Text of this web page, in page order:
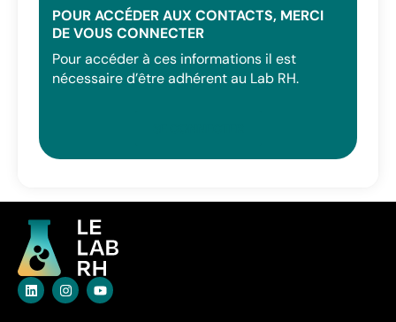
POUR ACCÉDER AUX CONTACTS, MERCI
DE VOUS CONNECTER
Pour accéder à ces informations il est
nécessaire d’être adhérent au Lab RH.